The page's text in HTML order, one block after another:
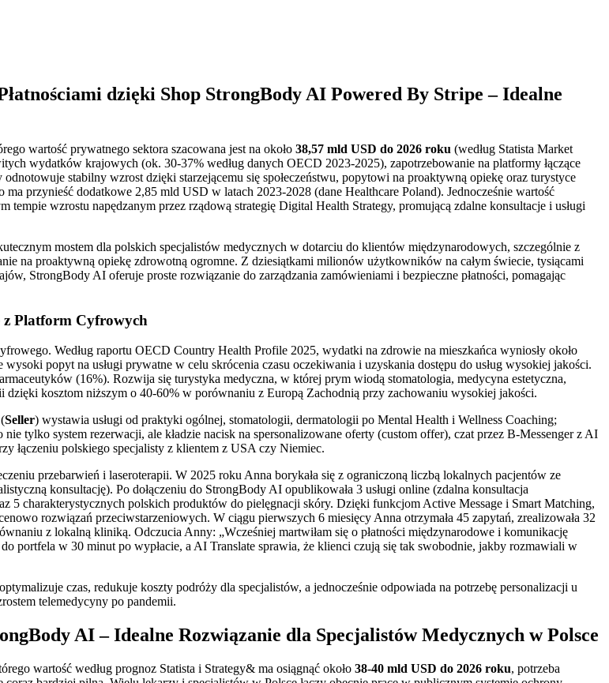
dzięki Shop StrongBody AI Powered By Stripe – Idealne
wartość prywatnego sektora szacowana jest na około 38,57 mld USD do 2026 roku (według Statista Market
wydatków krajowych (ok. 30-37% według danych OECD 2023-2025), zapotrzebowanie na platformy łączące
stabilny wzrost dzięki starzejącemu się społeczeństwu, popytowi na proaktywną opiekę oraz turystyce
przynieść dodatkowe 2,85 mld USD w latach 2023-2028 (dane Healthcare Poland). Jednocześnie wartość
wzrostu napędzanym przez rządową strategię Digital Health Strategy, promującą zdalne konsultacje i usługi
mostem dla polskich specjalistów medycznych w dotarciu do klientów międzynarodowych, szczególnie z
na proaktywną opiekę zdrowotną ogromne. Z dziesiątkami milionów użytkowników na całym świecie, tysiącami
StrongBody AI oferuje proste rozwiązanie do zarządzania zamówieniami i bezpieczne płatności, pomagając
z Platform Cyfrowych
Według raportu OECD Country Health Profile 2025, wydatki na zdrowie na mieszkańca wyniosły około
popyt na usługi prywatne w celu skrócenia czasu oczekiwania i uzyskania dostępu do usług wysokiej jakości.
(16%). Rozwija się turystyka medyczna, w której prym wiodą stomatologia, medycyna estetyczna,
kosztom niższym o 40-60% w porównaniu z Europą Zachodnią przy zachowaniu wysokiej jakości.
Seller) wystawia usługi od praktyki ogólnej, stomatologii, dermatologii po Mental Health i Wellness Coaching;
tylko system rezerwacji, ale kładzie nacisk na spersonalizowane oferty (custom offer), czat przez B-Messenger z AI
łączeniu polskiego specjalisty z klientem z USA czy Niemiec.
przebarwień i laseroterapii. W 2025 roku Anna borykała się z ograniczoną liczbą lokalnych pacjentów ze
konsultację). Po dołączeniu do StrongBody AI opublikowała 3 usługi online (zdalna konsultacja
5 charakterystycznych polskich produktów do pielęgnacji skóry. Dzięki funkcjom Active Message i Smart Matching,
rozwiązań przeciwstarzeniowych. W ciągu pierwszych 6 miesięcy Anna otrzymała 45 zapytań, zrealizowała 32
z lokalną kliniką. Odczucia Anny: „Wcześniej martwiłam się o płatności międzynarodowe i komunikację
portfela w 30 minut po wypłacie, a AI Translate sprawia, że klienci czują się tak swobodnie, jakby rozmawiali w
czas, redukuje koszty podróży dla specjalistów, a jednocześnie odpowiada na potrzebę personalizacji u
telemedycyny po pandemii.
AI – Idealne Rozwiązanie dla Specjalistów Medycznych w Polsce
wartość według prognoz Statista i Strategy& ma osiągnąć około 38-40 mld USD do 2026 roku, potrzeba